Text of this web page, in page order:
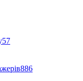
57
886